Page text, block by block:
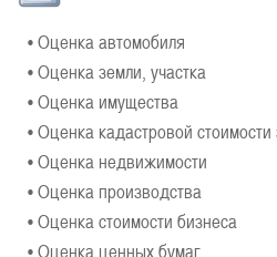
• Оценка автомобиля
• Оценка земли, участка
• Оценка имущества
• Оценка кадастровой стоимости
• Оценка недвижимости
• Оценка производства
• Оценка стоимости бизнеса
• Оценка ценных бумаг